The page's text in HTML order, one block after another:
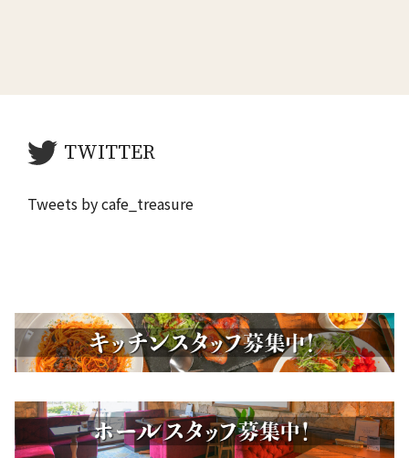
TWITTER
Tweets by cafe_treasure